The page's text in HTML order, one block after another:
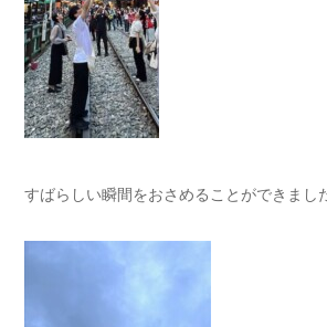
すばらしい瞬間をおさめることができまし